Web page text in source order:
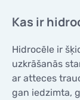
Kas ir
Hidrocēle ir
uzkrāšanās
ar atteces
gan iedzimta,